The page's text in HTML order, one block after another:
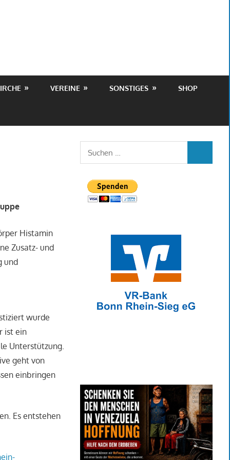
VEREINE SONSTIGES SHOP
Histamin
Zusatz- und
und
wurde
ist ein
Unterstützung.
geht von
einbringen
Es entstehen